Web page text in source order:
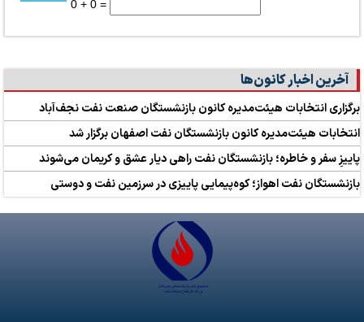
0 + 0 =
آخرین اخبار کانون‌ها
برگزاری انتخابات هیئت‌مدیره کانون بازنشستگان صنعت نفت نجف‌آباد
انتخابات هیئت‌مدیره کانون بازنشستگان نفت اصفهان برگزار شد
پاییزِ سفر و خاطره؛ بازنشستگان نفت راهی دیار عشق و کریمان می‌شوند
بازنشستگان نفت اهواز؛ کوه‌پیمایی پاییزی در سرزمین نفت و دوستی